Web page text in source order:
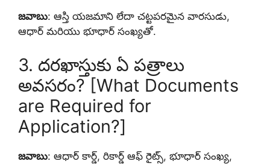
జవాబు: ఆస్తి యజమాని లేదా చట్టపరమైన వారసుడు,
ఆధార్ మరియు భూధార్ సంఖ్యతో.
3. దరఖాస్తుకు ఏ పత్రాలు
అవసరం? [What Documents
are Required for
Application?]
జవాబు: ఆధార్ కార్డ్, రికార్డ్ ఆఫ్ రైట్స్, భూధార్ సంఖ్య,